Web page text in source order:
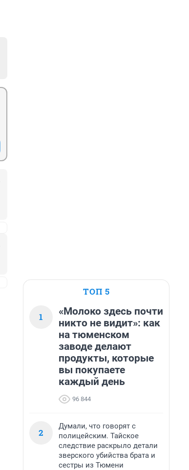
ТОП 5
1
«Молоко здесь почти
никто не видит»: как
на тюменском
заводе делают
продукты, которые
вы покупаете
каждый день
96 844
2
Думали, что говорят с
полицейским. Тайское
следствие раскрыло детали
зверского убийства брата и
сестры из Тюмени